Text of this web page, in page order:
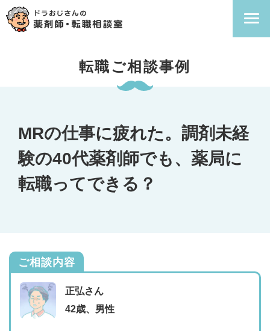
転職ご相談事例
MRの仕事に疲れた。調剤未経
験の40代薬剤師でも、薬局に
転職ってできる？
正弘さん
42歳、男性